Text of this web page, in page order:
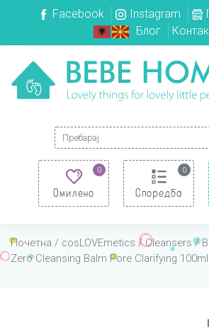
Facebook Instagram
Блог
Search for:
0
Омилено
0
Споредба
Почетна / cosLOVEmetics /Cleansers/
Zero Cleansing Balm Pore Clarifying 100ml